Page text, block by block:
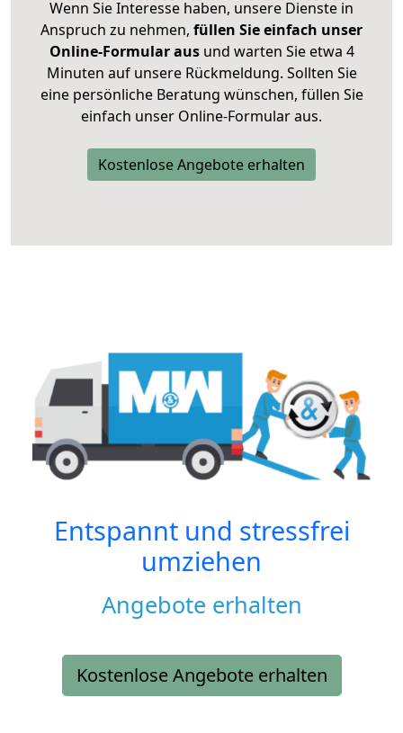
Wenn Sie Interesse haben, unsere Dienste in
Anspruch zu nehmen, füllen Sie einfach unser
Online-Formular ausund warten Sie etwa 4
Minuten auf unsere Rückmeldung. Sollten Sie
eine persönliche Beratung wünschen, füllen Sie
einfach unser Online-Formular aus.
Kostenlose Angebote erhalten
Entspannt und stressfrei
umziehen
Angebote erhalten
Kostenlose Angebote erhalten